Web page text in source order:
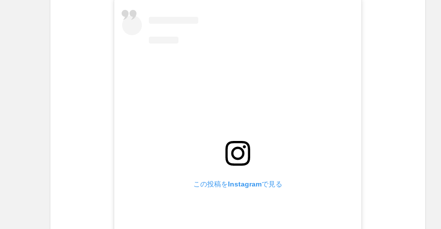
この投稿をInstagramで見る